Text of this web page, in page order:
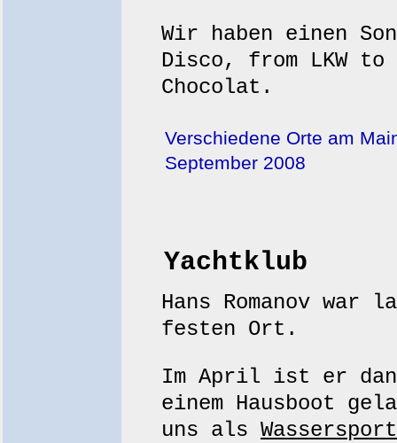
Wir haben einen
Disco, from LKW
Chocolat.
Verschiedene Orte am
September 2008
Yachtklub
Hans Romanov war
festen Ort.
Im April ist er
einem Hausboot
uns als